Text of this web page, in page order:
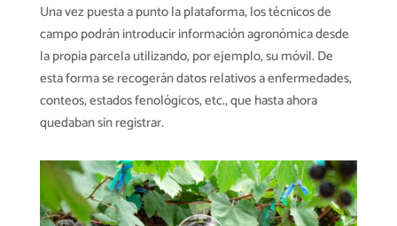
Una vez puesta a punto la plataforma, los técnicos de
campo podrán introducir información agronómica desde
la propia parcela utilizando, por ejemplo, su móvil. De
esta forma se recogerán datos relativos a enfermedades,
conteos, estados fenológicos, etc., que hasta ahora
quedaban sin registrar.